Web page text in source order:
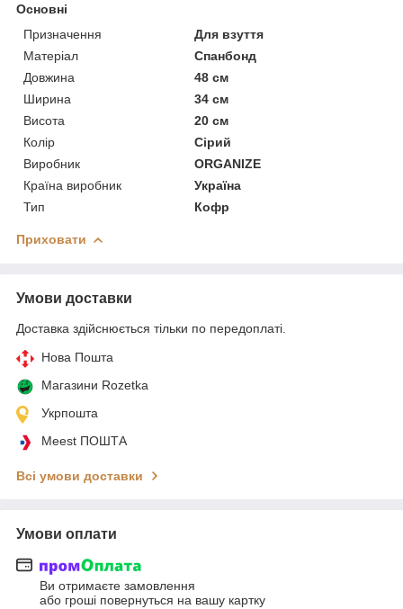
Основні
Призначення
Для взуття
Матеріал
Спанбонд
Довжина
48 см
Ширина
34 см
Висота
20 см
Колір
Сірий
Виробник
ORGANIZE
Країна виробник
Україна
Тип
Кофр
Приховати
Умови доставки
Доставка здійснюється тільки по передоплаті.
Нова Пошта
Магазини Rozetka
Укрпошта
Meest ПОШТА
Всі умови доставки
Умови оплати
Ви отримаєте замовлення
або гроші повернуться на вашу картку